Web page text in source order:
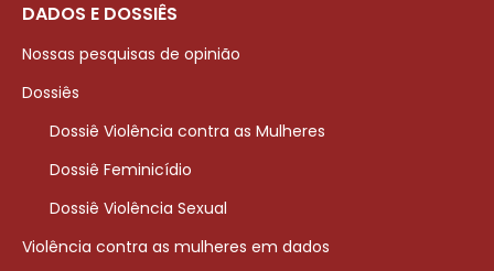
DADOS E DOSSIÊS
Nossas pesquisas de opinião
Dossiês
Dossiê Violência contra as Mulheres
Dossiê Feminicídio
Dossiê Violência Sexual
Violência contra as mulheres em dados